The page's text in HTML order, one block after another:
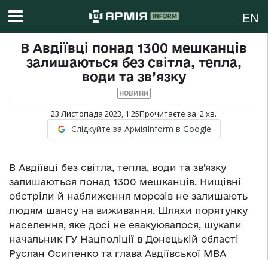
EN
В Авдіївці понад 1300 мешканців
залишаються без світла, тепла,
води та зв’язку
НОВИНИ
23 Листопада 2023, 1:25Прочитаєте за: 2хв.
Слідкуйте за АрміяInform в Google
В Авдіївці без світла, тепла, води та зв’язку
залишаються понад 1300 мешканців. Нищівні
обстріли й наближення морозів не залишають
людям шансу на виживання. Шляхи порятунку
населення, яке досі не евакуювалося, шукали
начальник ГУ Нацполіції в Донецькій області
Руслан Осипенко та глава Авдіївської МВА